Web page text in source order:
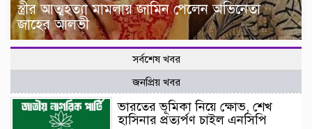
স্ত্রীর আত্মহত্যা মামলায় জামিন পেলেন অভিনেতা
জাহের আলভী
সর্বশেষ খবর
জনপ্রিয় খবর
ভারতের ভূমিকা নিয়ে ক্ষোভ, শেখ
হাসিনার প্রত্যর্পণ চাইল এনসিপি